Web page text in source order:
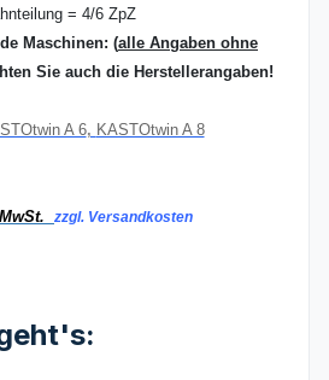
= 4/6 ZpZ
Maschinen: (alle Angaben ohne
Sie auch die Herstellerangaben!
A 6, KASTOtwin A 8
zzgl. Versandkosten